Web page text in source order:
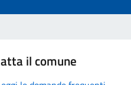
il comune